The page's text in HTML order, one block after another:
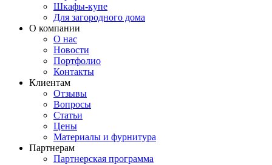
Шкафы-купе
Для загородного дома
О компании
О нас
Новости
Портфолио
Контакты
Клиентам
Отзывы
Вопросы
Статьи
Цены
Материалы и фурнитура
Партнерам
Партнерская программа